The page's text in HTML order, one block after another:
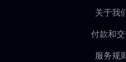
关于我
付款和
服务规